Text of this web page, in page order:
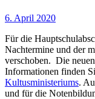
6. April 2020
Für die
Nachtermine und der
verschoben. Die
Informationen finden
Kultusministeriums.
und für die